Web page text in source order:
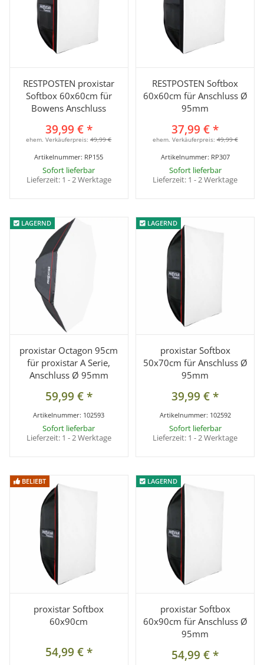
RESTPOSTEN proxistar
Softbox 60x60cm für
Bowens Anschluss
39,99 €*
ehem. Verkäuferpreis:49,99 €
Artikelnummer: RP155
Sofort lieferbar
Lieferzeit: 1 - 2 Werktage
RESTPOSTEN Softbox
60x60cm für Anschluss Ø
95mm
37,99 €*
ehem. Verkäuferpreis:49,99 €
Artikelnummer: RP307
Sofort lieferbar
Lieferzeit: 1 - 2 Werktage
LAGERND
LAGERND
proxistar Octagon 95cm
für proxistar A Serie,
Anschluss Ø 95mm
59,99 €*
Artikelnummer: 102593
Sofort lieferbar
Lieferzeit: 1 - 2 Werktage
LAGERND
LAGERND
proxistar Softbox
50x70cm für Anschluss Ø
95mm
39,99 €*
Artikelnummer: 102592
Sofort lieferbar
Lieferzeit: 1 - 2 Werktage
BELIEBT
BELIEBT
proxistar Softbox
60x90cm
54,99 €*
LAGERND
LAGERND
proxistar Softbox
60x90cm für Anschluss Ø
95mm
54,99 €*